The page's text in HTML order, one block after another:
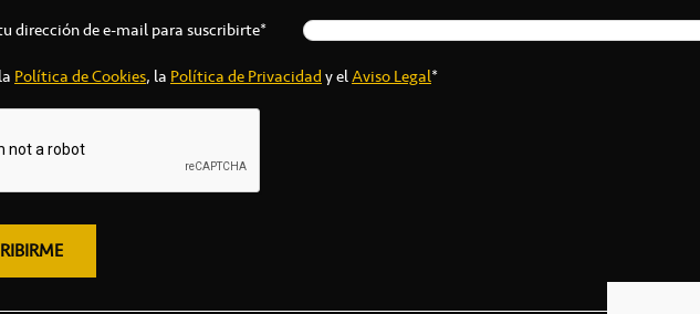
dirección de e-mail para suscribirte*
Política de Cookies, la Política de Privacidady elAviso Legal*